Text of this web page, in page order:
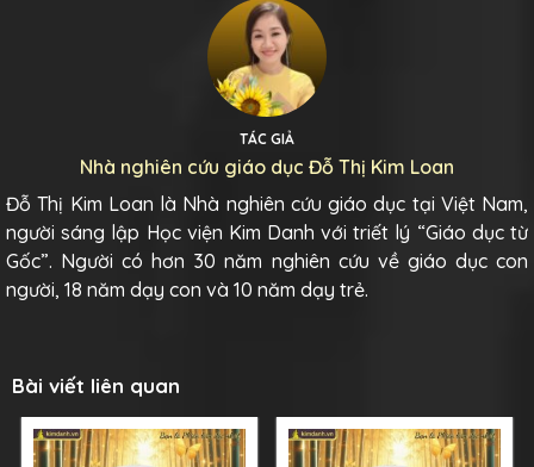
TÁC GIẢ
Nhà nghiên cứu giáo dục Đỗ Thị Kim Loan
Đỗ Thị Kim Loan là Nhà nghiên cứu giáo dục tại Việt Nam,
người sáng lập Học viện Kim Danh với triết lý “Giáo dục từ
Gốc”. Người có hơn 30 năm nghiên cứu về giáo dục con
người, 18 năm dạy con và 10 năm dạy trẻ.
Bài viết liên quan